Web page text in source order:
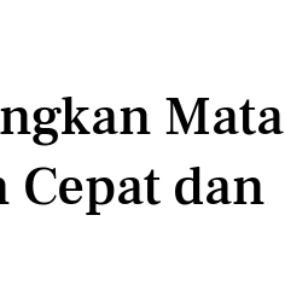
Mata
Cepat dan